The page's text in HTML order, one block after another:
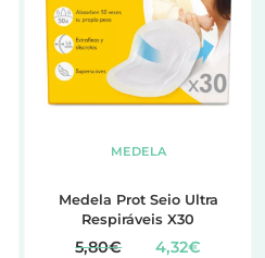
MEDELA
Medela Prot Seio Ultra
Respiráveis X30
5,80€ 4,32€